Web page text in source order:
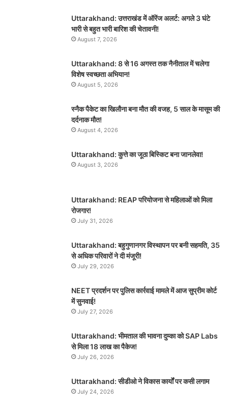
Uttarakhand: उत्तराखंड में ऑरेंज अलर्ट: अगले 3 घंटे
भारी से बहुत भारी बारिश की चेतावनी!
August 7, 2026
Uttarakhand: 8 से 16 अगस्त तक नैनीताल में चलेगा
विशेष स्वच्छता अभियान!
August 5, 2026
स्नैक पैकेट का खिलौना बना मौत की वजह, 5 साल के मासूम की
दर्दनाक मौत!
August 4, 2026
Uttarakhand: कुत्ते का जूठा बिस्किट बना जानलेवा!
August 3, 2026
Uttarakhand: REAP परियोजना से महिलाओं को मिला
रोजगार!
July 31, 2026
Uttarakhand: बहुगुणानगर विस्थापन पर बनी सहमति, 35
से अधिक परिवारों ने दी मंजूरी!
July 29, 2026
NEET प्रदर्शन पर पुलिस कार्रवाई मामले में आज सुप्रीम कोर्ट
में सुनवाई!
July 27, 2026
Uttarakhand: भीमताल की भावना दुम्का को SAP Labs
से मिला 18 लाख का पैकेज!
July 26, 2026
Uttarakhand: सीडीओ ने विकास कार्यों पर कसी लगाम
July 24, 2026